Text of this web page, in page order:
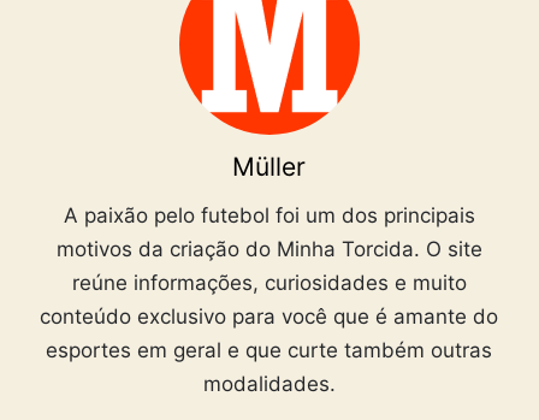
Müller
A paixão pelo futebol foi um dos principais
motivos da criação do Minha Torcida. O site
reúne informações, curiosidades e muito
conteúdo exclusivo para você que é amante do
esportes em geral e que curte também outras
modalidades.